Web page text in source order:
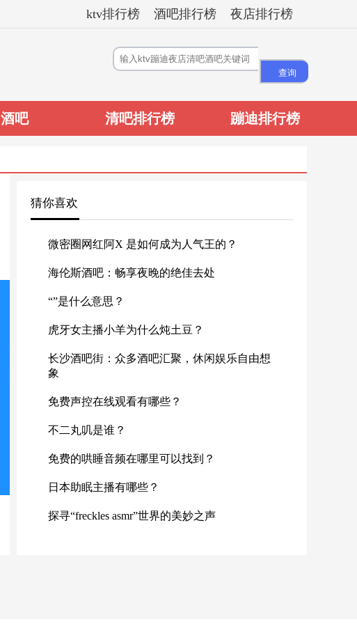
ktv排行榜 酒吧排行榜 夜店排行榜
酒吧 清吧排行榜 蹦迪排行榜
猜你喜欢
微密圈网红阿X 是如何成为人气王的？
海伦斯酒吧：畅享夜晚的绝佳去处
“”是什么意思？
虎牙女主播小羊为什么炖土豆？
长沙酒吧街：众多酒吧汇聚，休闲娱乐自由想
象
免费声控在线观看有哪些？
不二丸叽是谁？
免费的哄睡音频在哪里可以找到？
日本助眠主播有哪些？
探寻“freckles asmr”世界的美妙之声